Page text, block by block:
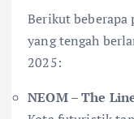
Berikut beberapa
yang tengah
2025:
NEOM – The